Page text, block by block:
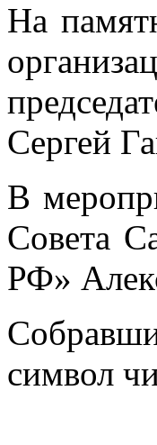
На
Сергей
В
Совета
РФ»
символ